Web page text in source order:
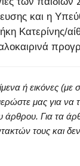
και η
Κατερίνης/
ή εικόνες (με
μας για να
άρθρου. Για τα
τους και